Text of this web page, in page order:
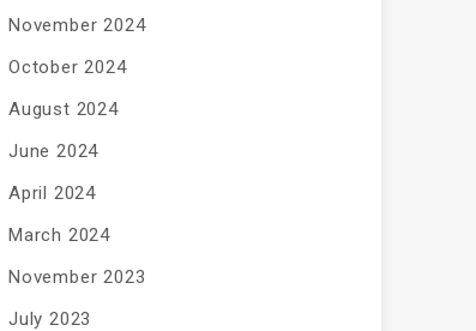
November 2024
October 2024
August 2024
June 2024
April 2024
March 2024
November 2023
July 2023